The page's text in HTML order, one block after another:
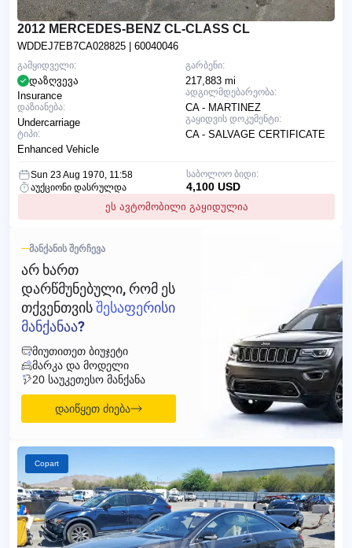
2012 MERCEDES-BENZ CL-CLASS CL
WDDEJ7EB7CA028825 | 60040046
გარბენი:
217,883 mi
ადგილმდებარეობა:
CA - MARTINEZ
გაყიდვის დოკუმენტი:
CA - SALVAGE CERTIFICATE
გამყიდველი:
დაზღვევა
Insurance
დაზიანება:
Undercarriage
ტიპი:
Enhanced Vehicle
Sun 23 Aug 1970, 11:58
აუქციონი დასრულდა
ეს ავტომობილი გაყიდულია
საბოლოო ბიდი:
4,100 USD
ᲛᲐᲜᲥᲐᲜᲘᲡ ᲨᲔᲠᲩᲔᲕᲐ
ᲐᲠ ᲮᲐᲠᲗ
ᲓᲐᲠᲬᲛᲣᲜᲔᲑᲣᲚᲘ, ᲠᲝᲛ ᲔᲡ
ᲗᲥᲕᲔᲜᲗᲕᲘᲡᲨᲔᲡᲐᲤᲔᲠᲘᲡᲘ
ᲛᲐᲜᲥᲐᲜᲐᲐ?
ᲛᲘᲣᲗᲘᲗᲔᲗ ᲑᲘᲣᲯᲔᲢᲘ
ᲛᲐᲠᲙᲐ ᲓᲐ ᲛᲝᲓᲔᲚᲘ
20 ᲡᲐᲣᲙᲔᲗᲔᲡᲝ ᲛᲐᲜᲥᲐᲜᲐ
დაიწყეთ ძიება
Copart